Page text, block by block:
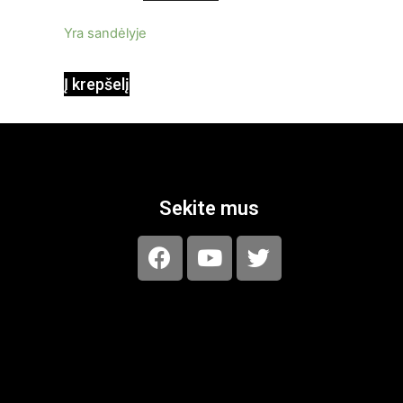
Yra sandėlyje
Į krepšelį
Sekite mus